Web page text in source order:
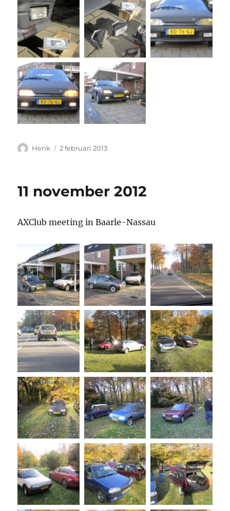
Auteur
Henk
Geplaatst
2 februari 2013
11 november 2012
AXClub meeting in Baarle-Nassau